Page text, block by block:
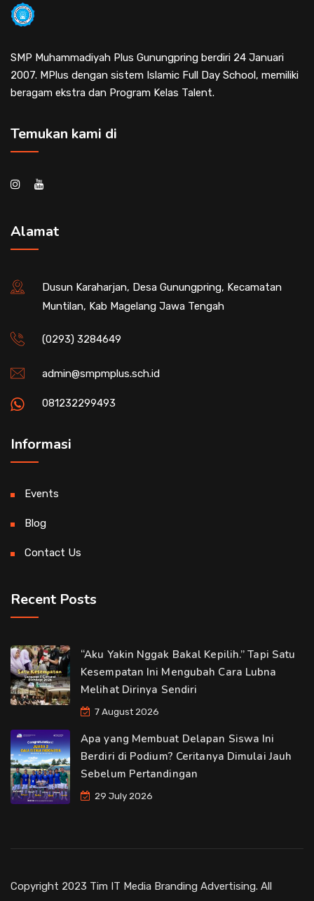
SMP Muhammadiyah Plus Gunungpring berdiri 24 Januari
2007. MPlus dengan sistem Islamic Full Day School, memiliki
beragam ekstra dan Program Kelas Talent.
Temukan kami di
Alamat
Dusun Karaharjan, Desa Gunungpring, Kecamatan
Muntilan, Kab Magelang Jawa Tengah
(0293) 3284649
admin@smpmplus.sch.id
081232299493
Informasi
Events
Blog
Contact Us
Recent Posts
“Aku Yakin Nggak Bakal Kepilih.” Tapi Satu
Kesempatan Ini Mengubah Cara Lubna
Melihat Dirinya Sendiri
7 August 2026
Apa yang Membuat Delapan Siswa Ini
Berdiri di Podium? Ceritanya Dimulai Jauh
Sebelum Pertandingan
29 July 2026
Copyright 2023 Tim IT Media Branding Advertising. All